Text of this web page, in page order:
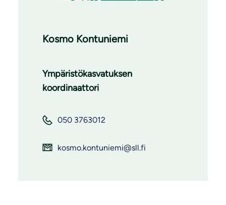
Kosmo Kontuniemi
Ympäristökasvatuksen
koordinaattori
050 3763012
kosmo.kontuniemi@sll.fi